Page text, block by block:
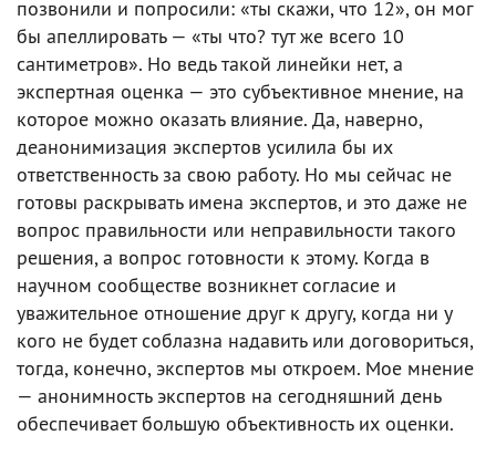
позвонили и попросили: «ты скажи, что 12», он мог
бы апеллировать — «ты что? тут же всего 10
сантиметров». Но ведь такой линейки нет, а
экспертная оценка — это субъективное мнение, на
которое можно оказать влияние. Да, наверно,
деанонимизация экспертов усилила бы их
ответственность за свою работу. Но мы сейчас не
готовы раскрывать имена экспертов, и это даже не
вопрос правильности или неправильности такого
решения, а вопрос готовности к этому. Когда в
научном сообществе возникнет согласие и
уважительное отношение друг к другу, когда ни у
кого не будет соблазна надавить или договориться,
тогда, конечно, экспертов мы откроем. Мое мнение
— анонимность экспертов на сегодняшний день
обеспечивает большую объективность их оценки.